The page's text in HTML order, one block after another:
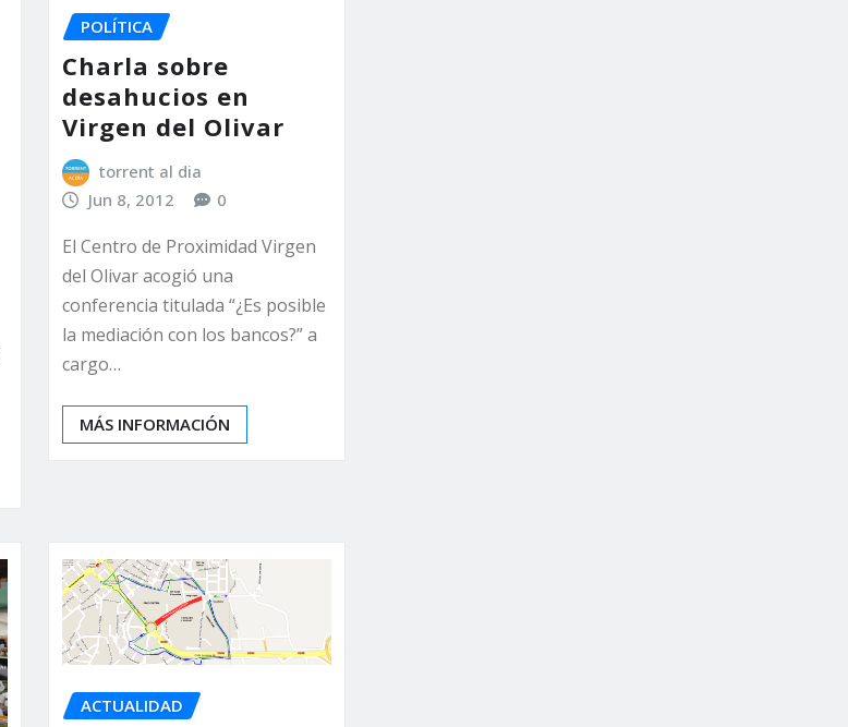
POLÍTICA
Charla sobre
desahucios en
Virgen del Olivar
torrent al dia
Jun 8, 2012
0
El Centro de Proximidad Virgen
del Olivar acogió una
conferencia titulada “¿Es posible
la mediación con los bancos?” a
cargo…
MÁS INFORMACIÓN
ACTUALIDAD